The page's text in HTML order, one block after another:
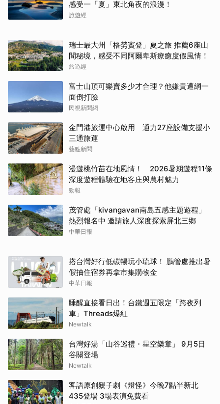
感受一「夏」東北角夜的浪漫！
旅遊經
瑞士最大州「格勞賓登」夏之旅 推薦6座山
間秘境，感受不同阿爾卑斯療癒度假風情！
旅遊經
富士山頂可樂賣多少才合理？他嫌貴遭網一
面倒打臉
民視新聞網
金門港旅運中心啟用 通力27座設備支援小
三通旅運
藝點新聞
漫遊桃竹苗在地風情！ 2026暑期遊程11條
深度遊程體驗在地客庄與農村魅力
勁報
茂管處「kivangavan南島五感主題遊程」
熱烈報名中 邀請旅人深度探索屏北三鄉
中華日報
搭台灣好行低碳暢玩小琉球！ 鵬管處推出暑
假抽住宿券再拿市集購物金
中華日報
睡醒直接看日出！台鐵週五限定「跨夜列
車」Threads爆紅
Newtalk
台灣好湯「山谷巡禮・星空樂章」 9月5日
谷關登場
Newtalk
客語原創親子劇《燈怪》今晚7點半新北
435登場 3場表演免費看